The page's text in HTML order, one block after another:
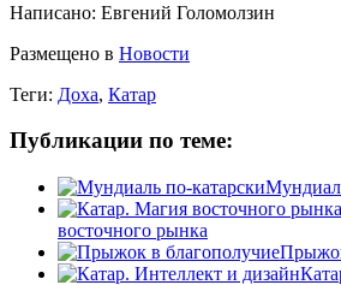
Написано: Евгений Голомолзин
Размещено в Новости
Теги: Доха, Катар
Публикации по теме:
восточного рынка